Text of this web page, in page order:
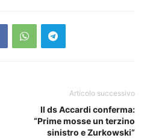
Articolo successivo
Il ds Accardi conferma:
“Prime mosse un terzino
sinistro e Zurkowski”